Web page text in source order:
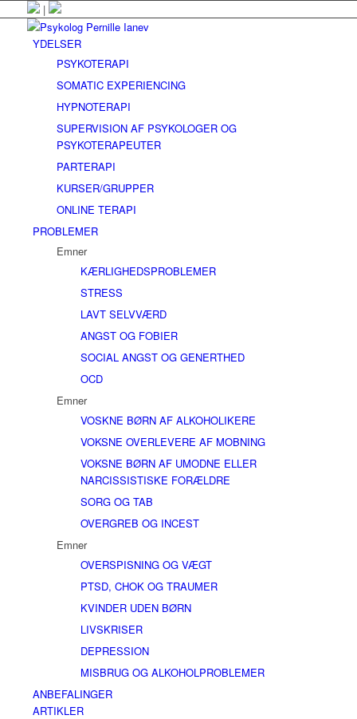
|
YDELSER
PSYKOTERAPI
SOMATIC EXPERIENCING
HYPNOTERAPI
SUPERVISION AF PSYKOLOGER OG
PSYKOTERAPEUTER
PARTERAPI
KURSER/GRUPPER
ONLINE TERAPI
PROBLEMER
Emner
KÆRLIGHEDSPROBLEMER
STRESS
LAVT SELVVÆRD
ANGST OG FOBIER
SOCIAL ANGST OG GENERTHED
OCD
Emner
VOSKNE BØRN AF ALKOHOLIKERE
VOKSNE OVERLEVERE AF MOBNING
VOKSNE BØRN AF UMODNE ELLER
NARCISSISTISKE FORÆLDRE
SORG OG TAB
OVERGREB OG INCEST
Emner
OVERSPISNING OG VÆGT
PTSD, CHOK OG TRAUMER
KVINDER UDEN BØRN
LIVSKRISER
DEPRESSION
MISBRUG OG ALKOHOLPROBLEMER
ANBEFALINGER
ARTIKLER